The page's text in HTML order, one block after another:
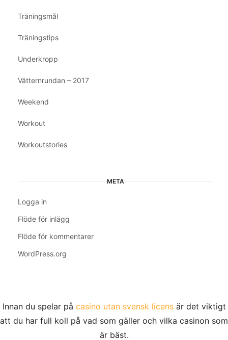
Träningsmål
Träningstips
Underkropp
Vätternrundan – 2017
Weekend
Workout
Workoutstories
META
Logga in
Flöde för inlägg
Flöde för kommentarer
WordPress.org
Innan du spelar på casino utan svensk licensär det viktigt
att du har full koll på vad som gäller och vilka casinon som
är bäst.